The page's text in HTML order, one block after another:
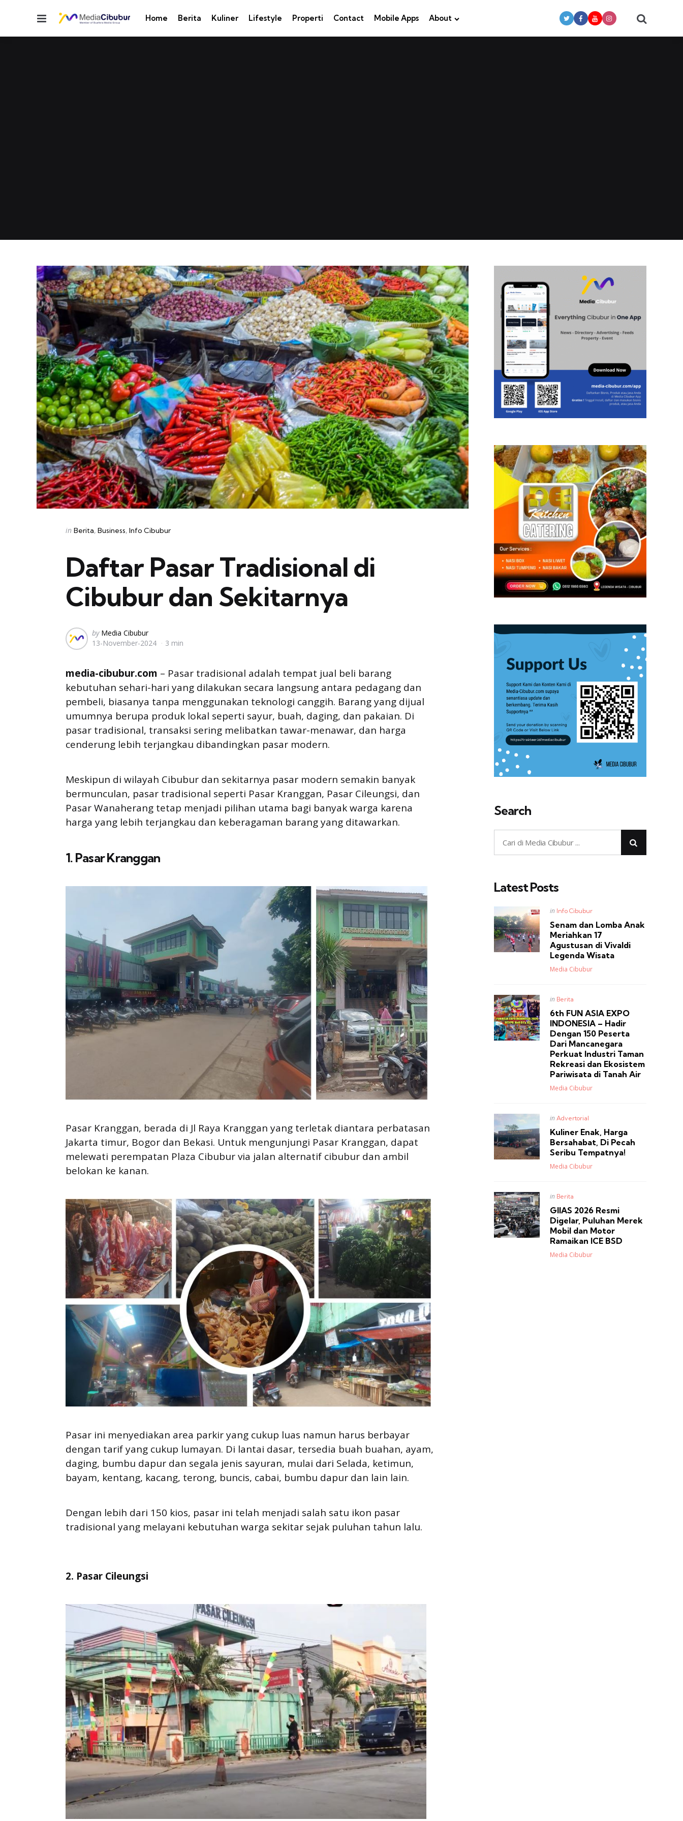
Menu Home Berita Kuliner Lifestyle Properti Contact Mobile Apps About
Categories
Posted
in Berita Business Info Cibubur
Daftar Pasar Tradisional di
Cibubur dan Sekitarnya
Posted
by
by Media Cibubur
13-November-2024
3 min
media-cibubur.com – Pasar tradisional adalah tempat jual beli barang
kebutuhan sehari-hari yang dilakukan secara langsung antara pedagang dan
pembeli, biasanya tanpa menggunakan teknologi canggih. Barang yang dijual
umumnya berupa produk lokal seperti sayur, buah, daging, dan pakaian. Di
pasar tradisional, transaksi sering melibatkan tawar-menawar, dan harga
cenderung lebih terjangkau dibandingkan pasar modern.
Meskipun di wilayah Cibubur dan sekitarnya pasar modern semakin banyak
bermunculan, pasar tradisional seperti Pasar Kranggan, Pasar Cileungsi, dan
Pasar Wanaherang tetap menjadi pilihan utama bagi banyak warga karena
harga yang lebih terjangkau dan keberagaman barang yang ditawarkan.
1. Pasar Kranggan
Pasar Kranggan, berada di Jl Raya Kranggan yang terletak diantara perbatasan
Jakarta timur, Bogor dan Bekasi. Untuk mengunjungi Pasar Kranggan, dapat
melewati perempatan Plaza Cibubur via jalan alternatif cibubur dan ambil
belokan ke kanan.
Pasar ini menyediakan area parkir yang cukup luas namun harus berbayar
dengan tarif yang cukup lumayan. Di lantai dasar, tersedia buah buahan, ayam,
daging, bumbu dapur dan segala jenis sayuran, mulai dari Selada, ketimun,
bayam, kentang, kacang, terong, buncis, cabai, bumbu dapur dan lain lain.
Dengan lebih dari 150 kios, pasar ini telah menjadi salah satu ikon pasar
tradisional yang melayani kebutuhan warga sekitar sejak puluhan tahun lalu.
2. Pasar Cileungsi
Search
Latest Posts
Posted
in Info Cibubur
Senam dan Lomba Anak
Meriahkan 17
Agustusan di Vivaldi
Legenda Wisata
Posted
Media Cibubur
Posted
in
in Berita
6th FUN ASIA EXPO
INDONESIA – Hadir
Dengan 150 Peserta
Dari Mancanegara
Perkuat Industri Taman
Rekreasi dan Ekosistem
Pariwisata di Tanah Air
Posted
Media Cibubur
Posted
in Advertorial
Kuliner Enak, Harga
Bersahabat, Di Pecah
Seribu Tempatnya!
Posted
Media Cibubur
Posted
in Berita
GIIAS 2026 Resmi
Digelar, Puluhan Merek
Mobil dan Motor
Ramaikan ICE BSD
Posted
Media Cibubur